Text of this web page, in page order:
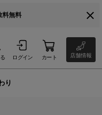
料無料
ログイン カート 店舗情報
り